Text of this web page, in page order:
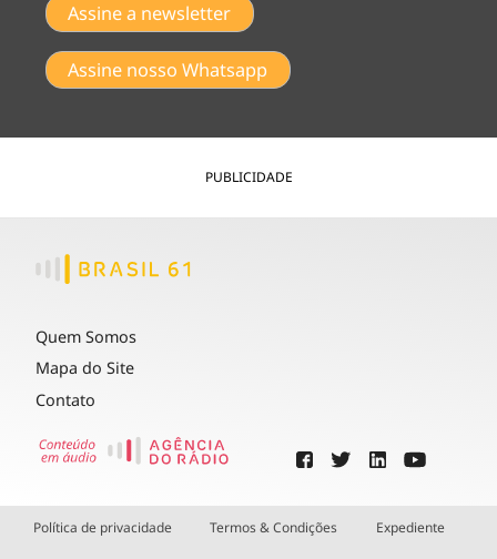
Assine a newsletter
Assine nosso Whatsapp
PUBLICIDADE
Quem Somos
Mapa do Site
Contato
Política de privacidade Termos & Condições Expediente